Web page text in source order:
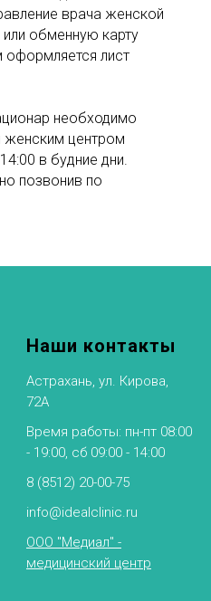
врача женской
или обменную карту
лист
необходимо
женским центром
в будние дни.
позвонив по
Наши контакты
Астрахань, ул. Кирова,
72А
Время работы: пн-пт 08:00
- 19:00, сб 09:00 - 14:00
8 (8512) 20-00-75
info@idealclinic.ru
ООО "Медиал" -
медицинский центр